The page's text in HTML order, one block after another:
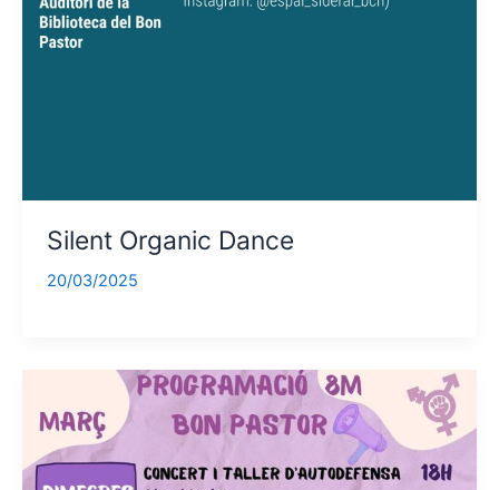
Silent Organic Dance
20/03/2025